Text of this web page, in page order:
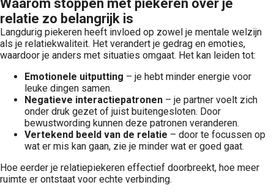
Waarom stoppen met piekeren over je
relatie zo belangrijk is
Langdurig piekeren heeft invloed op zowel je mentale welzijn
als je relatiekwaliteit. Het verandert je gedrag en emoties,
waardoor je anders met situaties omgaat. Het kan leiden tot:
Emotionele uitputting – je hebt minder energie voor
leuke dingen samen.
Negatieve interactiepatronen – je partner voelt zich
onder druk gezet of juist buitengesloten. Door
bewustwording kunnen deze patronen veranderen.
Vertekend beeld van de relatie – door te focussen op
wat er mis kan gaan, zie je minder wat er goed gaat.
Hoe eerder je relatiepiekeren effectief doorbreekt, hoe meer
ruimte er ontstaat voor echte verbinding.